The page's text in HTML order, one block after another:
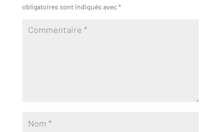
obligatoires sont indiqués avec*